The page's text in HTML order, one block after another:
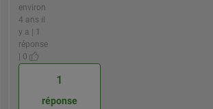
environ
4 ans il
y a | 1
réponse
| 0
1
réponse